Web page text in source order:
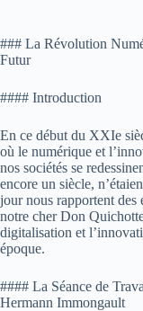
### La Révolution
Futur
#### Introduction
En ce début du XXIe
où le numérique et
nos sociétés se
encore un siècle,
jour nous rapportent des
notre cher Don
digitalisation et
époque.
#### La Séance de
Hermann Immongault